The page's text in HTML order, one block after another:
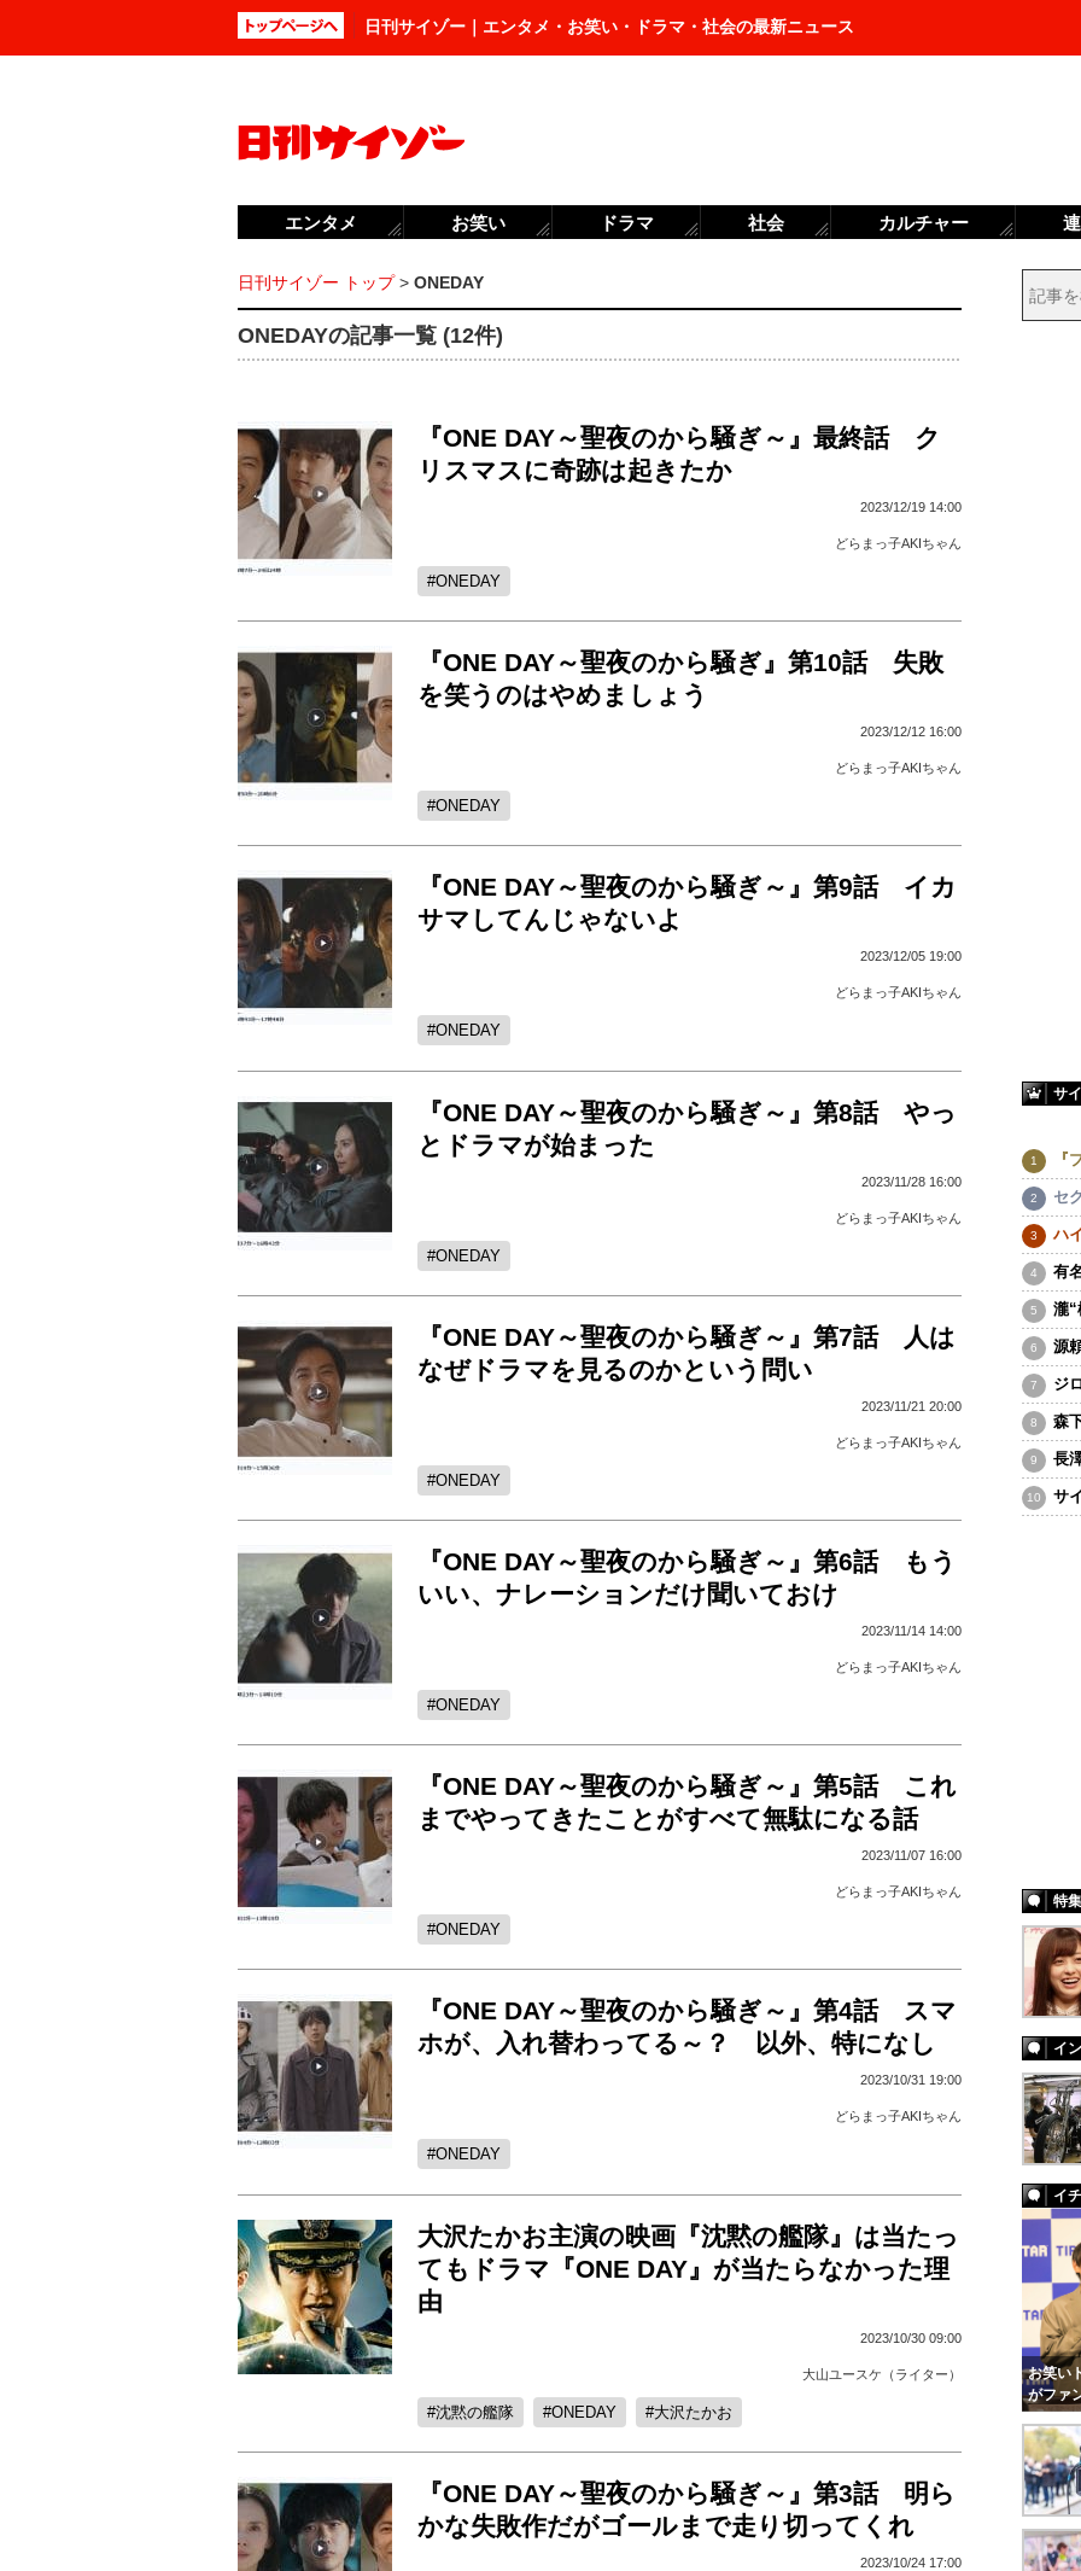
日刊サイゾー｜エンタメ・お笑い・ドラマ・社会の最新ニュース
日刊サイゾー トップ> ONEDAY
ONEDAYの記事一覧 (12件)
『ONE DAY～聖夜のから騒ぎ～』最終話 ク
リスマスに奇跡は起きたか
2023/12/19 14:00
どらまっ子AKIちゃん
ONEDAY
『ONE DAY～聖夜のから騒ぎ』第10話 失敗
を笑うのはやめましょう
2023/12/12 16:00
どらまっ子AKIちゃん
ONEDAY
『ONE DAY～聖夜のから騒ぎ～』第9話 イカ
サマしてんじゃないよ
2023/12/05 19:00
どらまっ子AKIちゃん
ONEDAY
『ONE DAY～聖夜のから騒ぎ～』第8話 やっ
とドラマが始まった
2023/11/28 16:00
どらまっ子AKIちゃん
ONEDAY
『ONE DAY～聖夜のから騒ぎ～』第7話 人は
なぜドラマを見るのかという問い
2023/11/21 20:00
どらまっ子AKIちゃん
ONEDAY
『ONE DAY～聖夜のから騒ぎ～』第6話 もう
いい、ナレーションだけ聞いておけ
2023/11/14 14:00
どらまっ子AKIちゃん
ONEDAY
『ONE DAY～聖夜のから騒ぎ～』第5話 これ
までやってきたことがすべて無駄になる話
2023/11/07 16:00
どらまっ子AKIちゃん
ONEDAY
『ONE DAY～聖夜のから騒ぎ～』第4話 スマ
ホが、入れ替わってる～？ 以外、特になし
2023/10/31 19:00
どらまっ子AKIちゃん
ONEDAY
大沢たかお主演の映画『沈黙の艦隊』は当たっ
てもドラマ『ONE DAY』が当たらなかった理
由
2023/10/30 09:00
大山ユースケ（ライター）
沈黙の艦隊 ONEDAY 大沢たかお
『ONE DAY～聖夜のから騒ぎ～』第3話 明ら
かな失敗作だがゴールまで走り切ってくれ
2023/10/24 17:00
サ
『
セ
ハ
有
瀧“
源
ジ
森
長
サ
特集
イ
イ
お笑い
がファ
エンタメ お笑い ドラマ 社会 カルチャー